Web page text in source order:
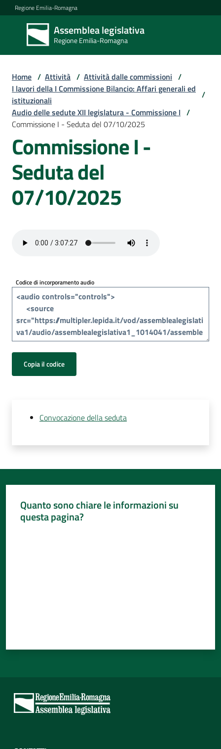
Vai al contenuto
Vai alla navigazione
Vai al footer
Regione Emilia-Romagna
Assemblea legislativa
Regione Emilia-Romagna
Assemblea
legislativa
Regione Emilia-
Assemblea
Attività
media
i
cittadini
Home / Attività / Attività dalle commissioni /
I lavori della I Commissione Bilancio: Affari generali ed
istituzionali
/
Audio delle sedute XII legislatura - Commissione I /
Commissione I - Seduta del 07/10/2025
Commissione I -
Seduta del
07/10/2025
Codice di incorporamento audio
Copia il codice
Convocazione della seduta
Quanto sono chiare le informazioni su
questa pagina?